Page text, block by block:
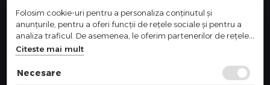
Categorii
Folosim cookie-uri pentru a personaliza conținutul și
anunțurile, pentru a oferi funcții de rețele sociale și pentru a
analiza traficul. De asemenea, le oferim partenerilor de rețele
sociale, de publicitate și de analize informații cu privire la
modul în care folosiți site-ul nostru. Aceștia le pot combina cu
alte informații oferite de dvs. sau culese în urma folosirii
Citeste mai mult
Necesare